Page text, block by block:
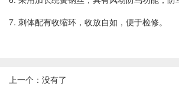
7. 刺体配有收缩环，收放自如，便于检修。
上一个： 没有了